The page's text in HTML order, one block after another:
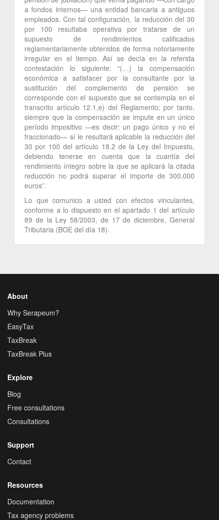
a fondos internos— una entidad bancaria a antiguos
empleados. Con tal configuración, la reducción del 30
por 100 resultaba operativa por tratarse de un
supuesto de rendimientos calificados
reglamentariamente obtenidos de forma notoriamente
irregular en el tiempo. Así se decía en la referida
contestación lo siguiente: “(…) la compensación
económica a satisfacer por la consultante por la
sustitución del complemento de pensión se
corresponde con el supuesto que se contempla en el
transcrito artículo 12.1,e) del Reglamento; por tanto,
siempre que la compensación se impute en un único
período impositivo —es decir: un pago único y no el
fraccionado— sí le resultará aplicable la reducción del
30 por 100 del artículo 18.2 de la Ley del Impuesto,
debiendo tenerse en cuenta que la cuantía del
rendimiento íntegro sobre la que se aplicará la citada
reducción no podrá superar el importe de 300.000
euros”.
Lo que comunico a usted con efectos vinculantes,
conforme a lo dispuesto en el apartado 1 del artículo
89 de la Ley 58/2003, de 17 de diciembre, General
Tributaria (BOE del día 18).
About
Why Serapeum?
EasyTax
TaxBreak
TaxBreak Plus
Explore
Blog
Free consultations
Consultations
Support
Contact
Resources
Documentation
Tax agency problems